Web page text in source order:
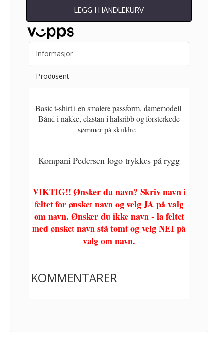
LEGG I HANDLEKURV
Informasjon
Produsent
Basic t-shirt i en smalere passform, damemodell.
Bånd i nakke, elastan i halsribb og forsterkede
sømmer på skuldre.
Kompani Pedersen logo trykkes på rygg
VIKTIG!! Ønsker du navn? Skriv navn i
feltet for ønsket navn og velg JA på valg
om navn. Ønsker du ikke navn - la feltet
med ønsket navn stå tomt og velg NEI på
valg om navn.
KOMMENTARER